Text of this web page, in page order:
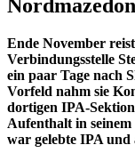
Ende November
Verbindungsstelle
ein paar Tage nach
Vorfeld nahm sie
dortigen IPA-
Aufenthalt in
war gelebte IPA und